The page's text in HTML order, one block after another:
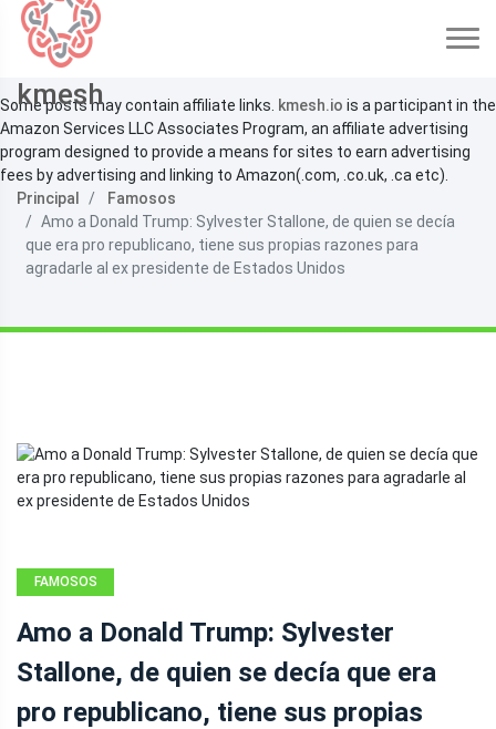
kmesh
Some posts may contain affiliate links. kmesh.io is a participant in the
Amazon Services LLC Associates Program, an affiliate advertising
program designed to provide a means for sites to earn advertising
fees by advertising and linking to Amazon(.com, .co.uk, .ca etc).
Principal
Famosos
Amo a Donald Trump: Sylvester Stallone, de quien se decía
que era pro republicano, tiene sus propias razones para
agradarle al ex presidente de Estados Unidos
FAMOSOS
Amo a Donald Trump: Sylvester
Stallone, de quien se decía que era
pro republicano, tiene sus propias